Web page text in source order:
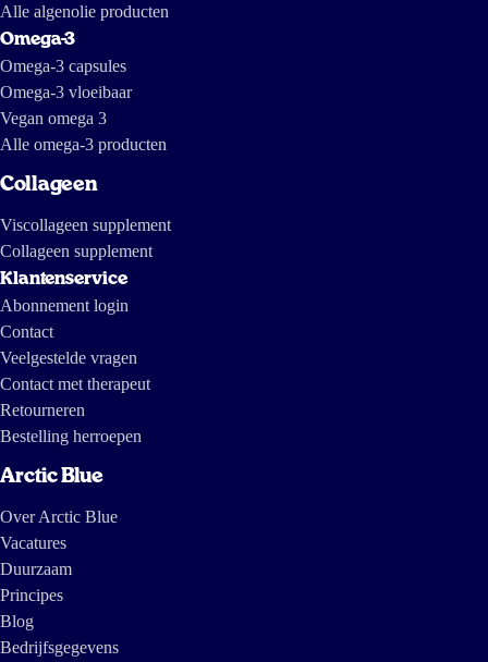
Alle algenolie producten
Omega-3
Omega-3 capsules
Omega-3 vloeibaar
Vegan omega 3
Alle omega-3 producten
Collageen
Viscollageen supplement
Collageen supplement
Klantenservice
Abonnement login
Contact
Veelgestelde vragen
Contact met therapeut
Retourneren
Bestelling herroepen
Arctic Blue
Over Arctic Blue
Vacatures
Duurzaam
Principes
Blog
Bedrijfsgegevens